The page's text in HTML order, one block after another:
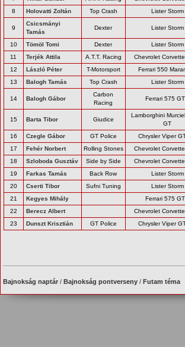
8
Holovatti Zoltán Top Crash Lister Storm
9
Csicsmányi
Tamás
Dexter Lister Storm
10 Tömöl Tomi Dexter Lister Storm
11
Terjék Attila A.T.T. Racing Chevrolet
12
László Péter T-Motorsport Ferrari 550
13
Balogh Tamás Top Crash Lister Storm
14 Balogh Gábor
Carbon
Racing
Ferrari 575
15 Barta Tibor Giudice
Lamborghini
GT
16 Czegle Gábor GT Police Chrysler Viper
17
Fehér Norbert Rolling Stones Chevrolet
18
Szloboda Gusztáv Side by Side Chevrolet
19
Farkas Tamás Back Row Lister Storm
20
Cserti Tibor Sufni Tuning Lister Storm
21
Kegyes Mihály Ferrari 575
22
Berecz Albert Chevrolet
23
Dunszt Krisztián GT Police Chrysler Viper
Bajnokság naptár /Bajnokság pontverseny /Futam téma